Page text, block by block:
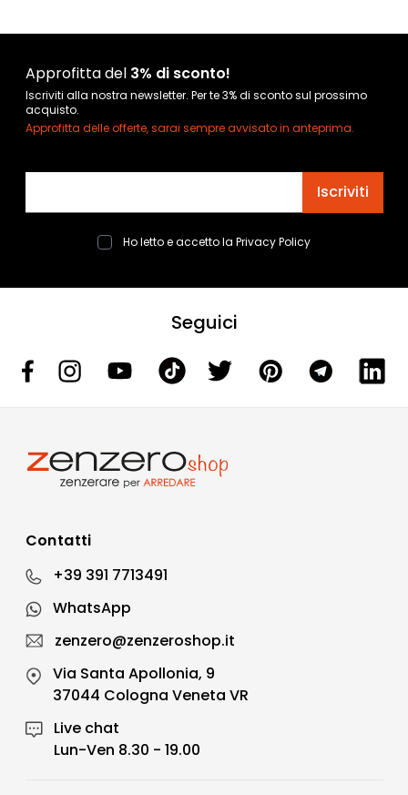
Approfitta del 3% di sconto!
Iscriviti alla nostra newsletter. Per te 3% di sconto sul prossimo
acquisto.
Approfitta delle offerte, sarai sempre avvisato in anteprima.
Iscriviti
Ho letto e accetto la Privacy Policy
Seguici
Contatti
+39 391 7713491
WhatsApp
zenzero@zenzeroshop.it
Via Santa Apollonia, 9
37044 Cologna Veneta VR
Live chat
Lun-Ven 8.30 - 19.00